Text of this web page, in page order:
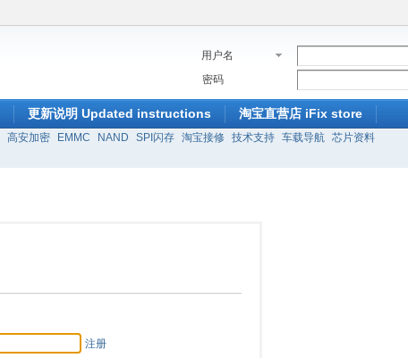
用户名
密码
更新说明 Updated instructions 淘宝直营店 iFix store
高安加密 EMMC NAND SPI闪存 淘宝接修 技术支持 车载导航 芯片资料
注册